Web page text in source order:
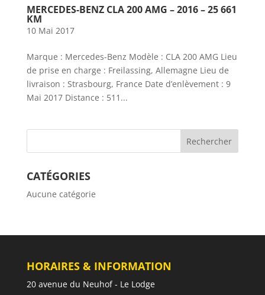
MERCEDES-BENZ CLA 200 AMG – 2016 – 25 661
KM
10 Mai 2017
Marque : Mercedes-Benz Modèle : CLA 200 AMG Lieu
de prise en charge : Freilassing, Allemagne Lieu de
livraison : Strasbourg, France Date d’enlèvement : 9
Mai 2017 Distance : 511...
CATÉGORIES
Aucune catégorie
HORAIRES & INFORMATION
20 avenue du Neuhof - Le Lodge